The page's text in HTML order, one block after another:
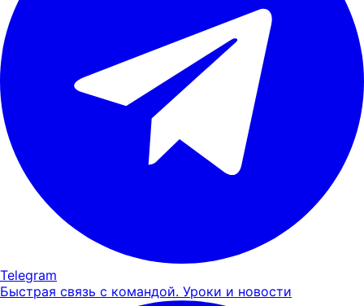
Telegram
Быстрая связь с командой. Уроки и новости